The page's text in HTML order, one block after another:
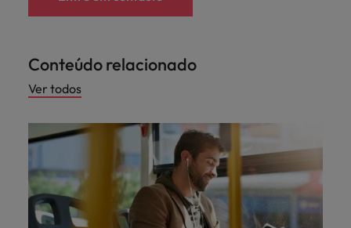
Conteúdo relacionado
Ver todos